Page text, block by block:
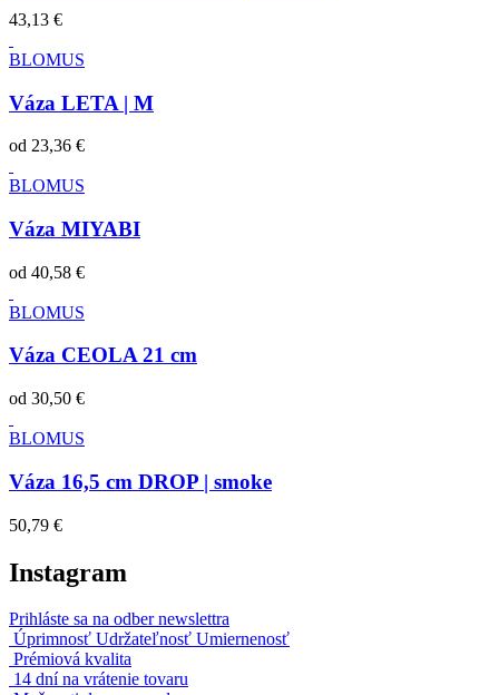
43,13 €
BLOMUS
Váza LETA | M
od 23,36 €
BLOMUS
Váza MIYABI
od 40,58 €
BLOMUS
Váza CEOLA 21 cm
od 30,50 €
BLOMUS
Váza 16,5 cm DROP | smoke
50,79 €
Instagram
Prihláste sa na odber newslettra
Úprimnosť Udržateľnosť Umiernenosť
Prémiová kvalita
14 dní na vrátenie tovaru